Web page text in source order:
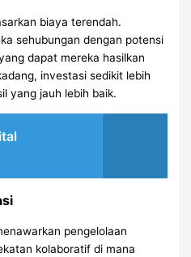
biaya terendah.
sehubungan dengan potensi
dapat mereka hasilkan
investasi sedikit lebih
yang jauh lebih baik.
pengelolaan
kolaboratif di mana